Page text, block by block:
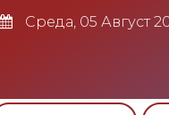
Среда, 05 Август